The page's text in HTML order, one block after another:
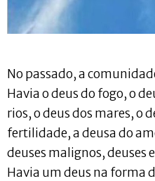
No passado, a
Havia o deus do fogo, o
rios, o deus dos mares, o
fertilidade, a deusa do
deuses malignos, deuses
Havia um deus na forma